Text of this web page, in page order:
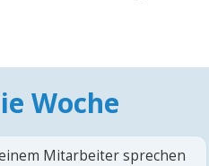
Woche
Mitarbeiter sprechen